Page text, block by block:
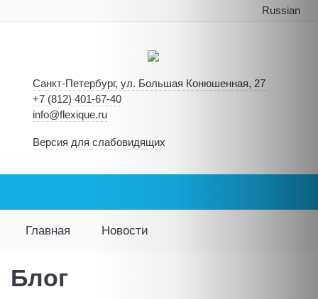
Russian
Санкт-Петербург, ул. Большая Конюшенная, 27
+7 (812) 401-67-40
info@flexique.ru
Версия для слабовидящих
Главная Новости
Блог